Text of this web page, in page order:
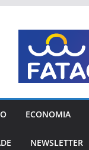
ECONOMIA
NEWSLETTER